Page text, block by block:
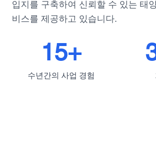
입지를 구축하여 신뢰할 수 있는 태
비스를 제공하고 있습니다.
15+
수년간의 사업 경험